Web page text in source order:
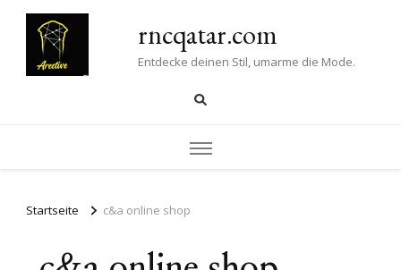
rncqatar.com
Entdecke deinen Stil, umarme die Mode.
Startseite c&a online shop